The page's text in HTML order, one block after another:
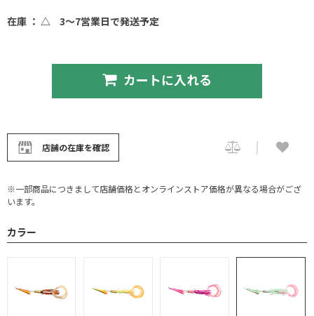
在庫 ： △ 3～7営業日で発送予定
カートに入れる
店舗の在庫を確認
※一部商品につきまして店舗価格とオンラインストア価格が異なる場合がござ
います。
カラー